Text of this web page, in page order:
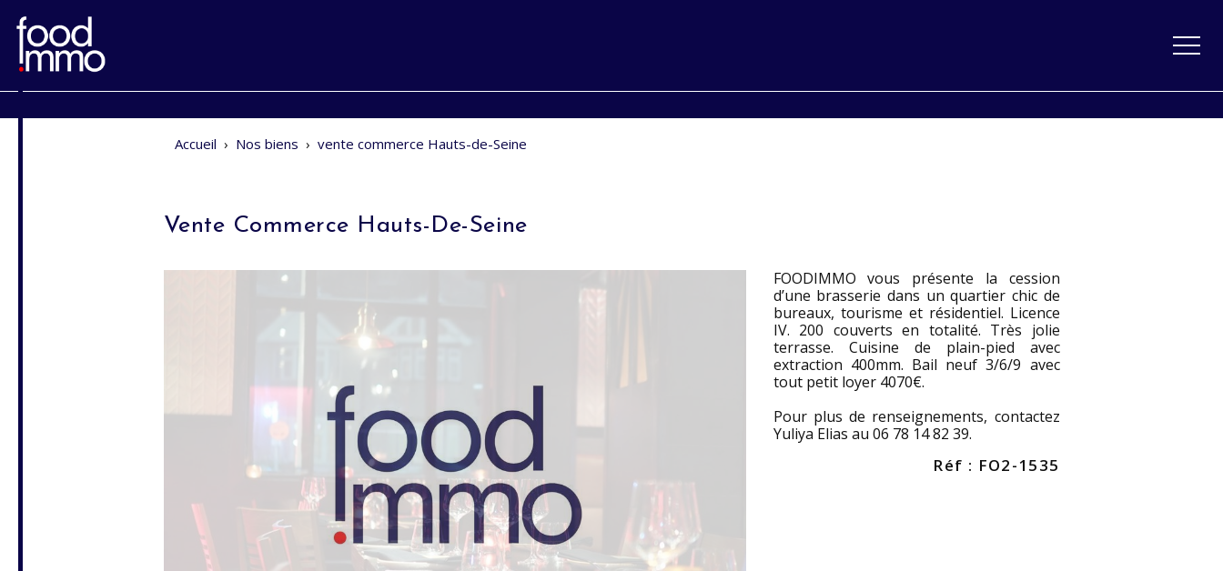
Accueil › Nos biens › vente commerce Hauts-de-Seine
Vente Commerce Hauts-De-Seine
FOODIMMO vous présente la cession
d’une brasserie dans un quartier chic de
bureaux, tourisme et résidentiel. Licence
IV. 200 couverts en totalité. Très jolie
terrasse. Cuisine de plain-pied avec
extraction 400mm. Bail neuf 3/6/9 avec
tout petit loyer 4070€.
Pour plus de renseignements, contactez
Yuliya Elias au 06 78 14 82 39.
Réf : FO2-1535